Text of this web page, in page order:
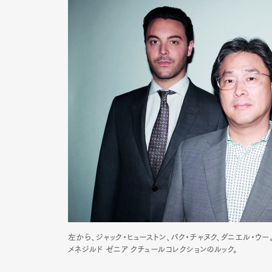
左から、ジャック・ヒューストン、パク・チャヌク、ダニエル・
メネジルド ゼニア クチュールコレクションのルック。